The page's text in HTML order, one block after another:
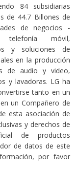
84 subsidiarias
de 44.7 Billones de
de negocios -
móvil,
y soluciones de
en la producción
de audio y video,
y lavadoras. LG ha
tanto en un
un Compañero de
esta asociación de
y derechos de
de productos
de datos de este
por favor